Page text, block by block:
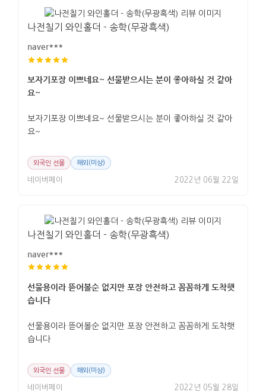
나전칠기 와인홀더 - 송학(무광흑색)
naver***
보자기포장 이쁘네요~ 선물받으시는 분이 좋아하실 것 같아
요~
보자기포장 이쁘네요~ 선물받으시는 분이 좋아하실 것 같아
요~
외국인 선물 해외(미상)
네이버페이 2022년 06월 22일
나전칠기 와인홀더 - 송학(무광흑색)
naver***
선물용이라 뜯어볼순 없지만 포장 안전하고 꼼꼼하게 도착햇
습니다
선물용이라 뜯어볼순 없지만 포장 안전하고 꼼꼼하게 도착햇
습니다
외국인 선물 해외(미상)
네이버페이 2022년 05월 28일